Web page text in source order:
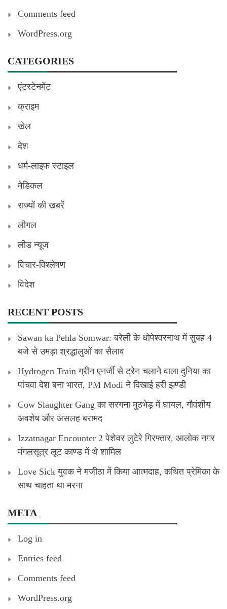
Comments feed
WordPress.org
CATEGORIES
एंटरटेनमेंट
क्राइम
खेल
देश
धर्म-लाइफ स्टाइल
मेडिकल
राज्यों की खबरें
लीगल
लीड न्यूज
विचार-विश्लेषण
विदेश
RECENT POSTS
Sawan ka Pehla Somwar: बरेली के धोपेश्वरनाथ में सुबह 4
बजे से उमड़ा श्रद्धालुओं का सैलाव
Hydrogen Train ग्रीन एनर्जी से ट्रेन चलाने वाला दुनिया का
पांचवा देश बना भारत, PM Modi ने दिखाई हरी झण्डी
Cow Slaughter Gang का सरगना मुठभेड़ में घायल, गौवंशीय
अवशेष और असलह बरामद
Izzatnagar Encounter 2 पेशेवर लुटेरे गिरफ्तार, आलोक नगर
मंगलसूत्र लूट काण्‍ड में थे शामिल
Love Sick युवक ने मजीठा में किया आत्मदाह, कथित प्रेमिका के
साथ चाहता था मरना
META
Log in
Entries feed
Comments feed
WordPress.org